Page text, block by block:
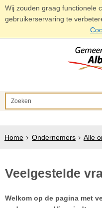
Wij zouden graag functionele
gebruikerservaring te
Home Ondernemers Alle
Veelgestelde
Welkom op de pagina met